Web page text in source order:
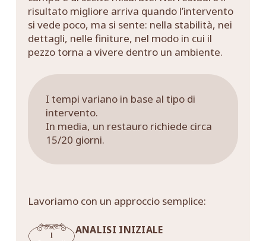
risultato migliore arriva quando l’intervento
si vede poco, ma si sente: nella stabilità, nei
dettagli, nelle finiture, nel modo in cui il
pezzo torna a vivere dentro un ambiente.
I tempi variano in base al tipo di
intervento.
In media, un restauro richiede circa
15/20 giorni.
Lavoriamo con un approccio semplice:
ANALISI INIZIALE